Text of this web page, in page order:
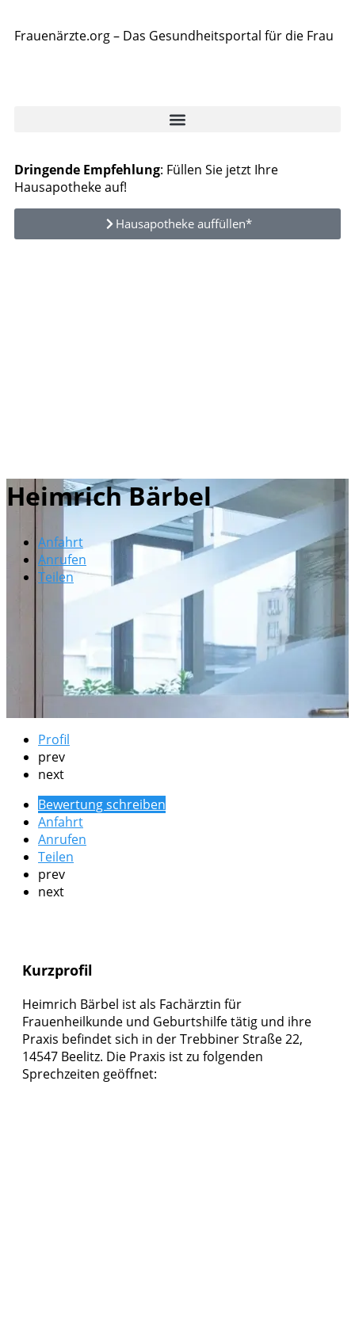
Frauenärzte.org – Das Gesundheitsportal für die Frau
Dringende Empfehlung: Füllen Sie jetzt Ihre
Hausapotheke auf!
Hausapotheke auffüllen*
Heimrich Bärbel
Anfahrt
Anrufen
Teilen
Profil
prev
next
Bewertung schreiben
Anfahrt
Anrufen
Teilen
prev
next
Kurzprofil
Heimrich Bärbel ist als Fachärztin für
Frauenheilkunde und Geburtshilfe tätig und ihre
Praxis befindet sich in der Trebbiner Straße 22,
14547 Beelitz. Die Praxis ist zu folgenden
Sprechzeiten geöffnet: